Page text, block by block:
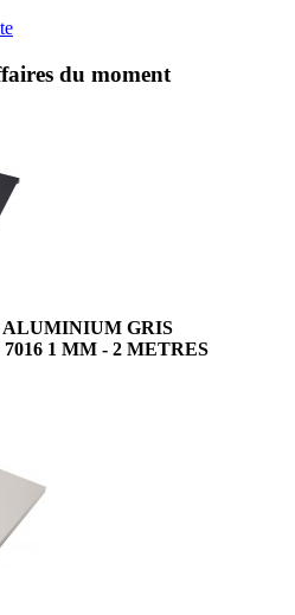
du moment
GRIS
1 MM - 2 METRES